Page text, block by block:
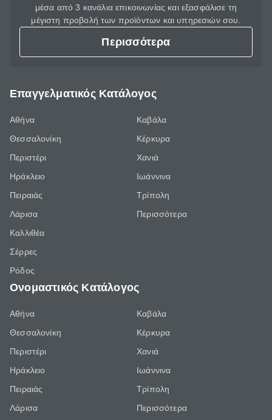
μέσα από 3 κανάλια επικοινωνίας και εξασφάλισε τη
μέγιστη προβολή των προϊόντων και υπηρεσιών σου.
Περισσότερα
Επαγγελματικός Κατάλογος
Αθήνα
Θεσσαλονίκη
Περιστέρι
Ηράκλειο
Πειραιάς
Λάρισα
Καλλιθέα
Σέρρες
Ρόδος
Καβάλα
Κέρκυρα
Χανιά
Ιωάννινα
Τρίπολη
Περισσότερα
Ονομαστικός Κατάλογος
Αθήνα
Θεσσαλονίκη
Περιστέρι
Ηράκλειο
Πειραιάς
Λάρισα
Καβάλα
Κέρκυρα
Χανιά
Ιωάννινα
Τρίπολη
Περισσότερα